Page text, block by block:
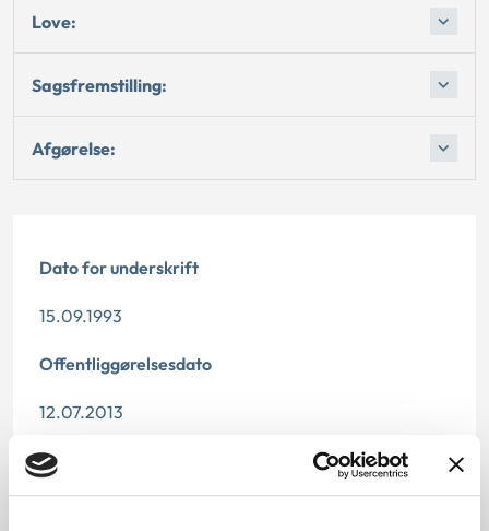
Love:
Sagsfremstilling:
Afgørelse:
Dato for underskrift
15.09.1993
Offentliggørelsesdato
12.07.2013
Paragraf